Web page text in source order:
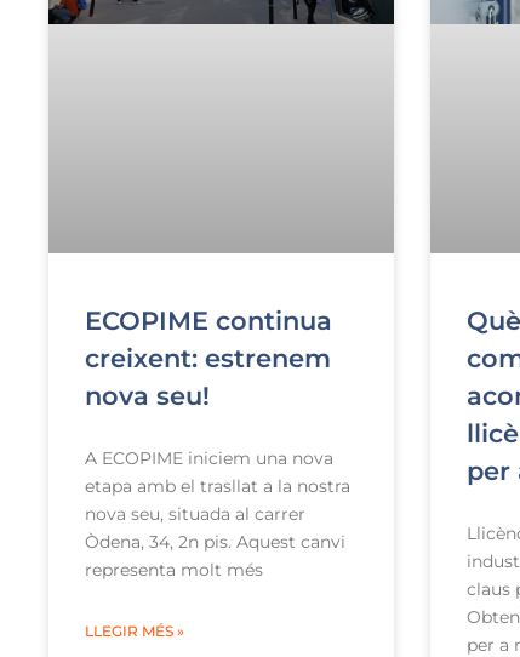
ECOPIME continua
creixent: estrenem
nova seu!
A ECOPIME iniciem una nova
etapa amb el trasllat a la nostra
nova seu, situada al carrer
Òdena, 34, 2n pis. Aquest canvi
representa molt més
LLEGIR MÉS »
per
claus
per a